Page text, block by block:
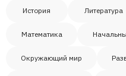
История Литература
Математика
Окружающий мир